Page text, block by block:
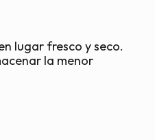
lugar fresco y seco.
la menor